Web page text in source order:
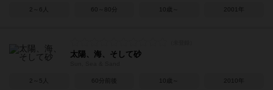
2～6人 60～80分 10歳～ 2001年
太陽、海、そして砂
2～5人 60分前後 10歳～ 2010年